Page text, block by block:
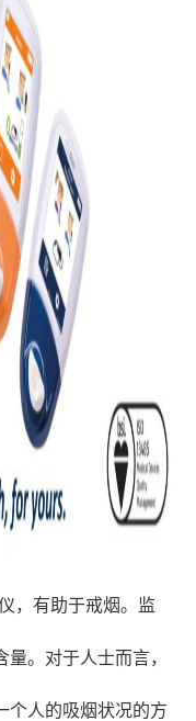
，有助于戒烟。监
。对于人士而言，
个人的吸烟状况的方